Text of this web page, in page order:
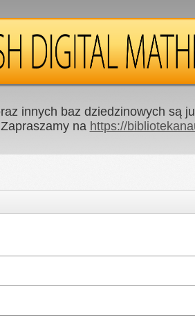
innych baz dziedzinowych są
Zapraszamy na https://